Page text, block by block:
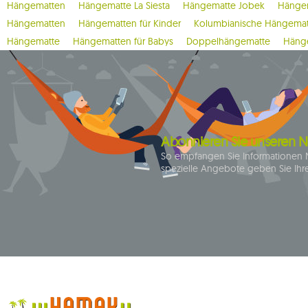
Hängematten Hängematte La Siesta Hängematte Jobek
Hängematten
Hängematten für Kinder Kolumbianische
Hängematte
Hängematten für Babys Doppelhängematte
Abonnieren Sie unseren
So empfangen Sie Informationen
spezielle Angebote geben Sie